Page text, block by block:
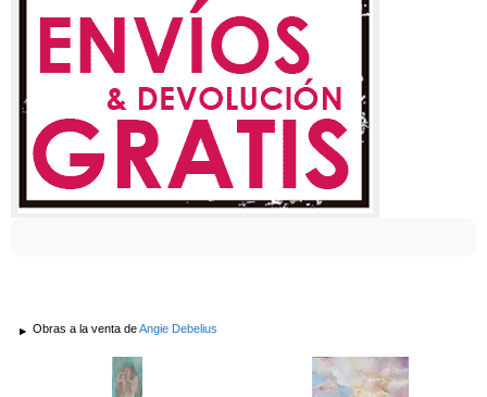
Obras a la venta deAngie Debelius